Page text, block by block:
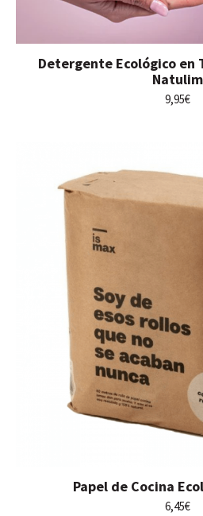
Detergente Ecológico en
Natulim
9,95€
Papel de Cocina
6,45€